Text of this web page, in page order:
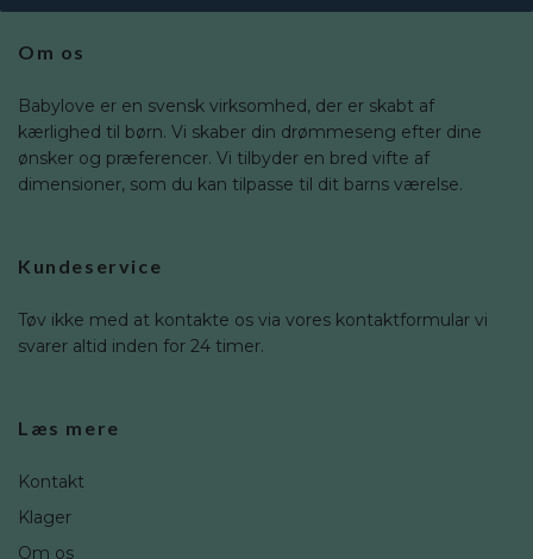
Om os
Babylove er en svensk virksomhed, der er skabt af
kærlighed til børn. Vi skaber din drømmeseng efter dine
ønsker og præferencer. Vi tilbyder en bred vifte af
dimensioner, som du kan tilpasse til dit barns værelse.
Kundeservice
Tøv ikke med at kontakte os via vores kontaktformular vi
svarer altid inden for 24 timer.
Læs mere
Kontakt
Klager
Om os